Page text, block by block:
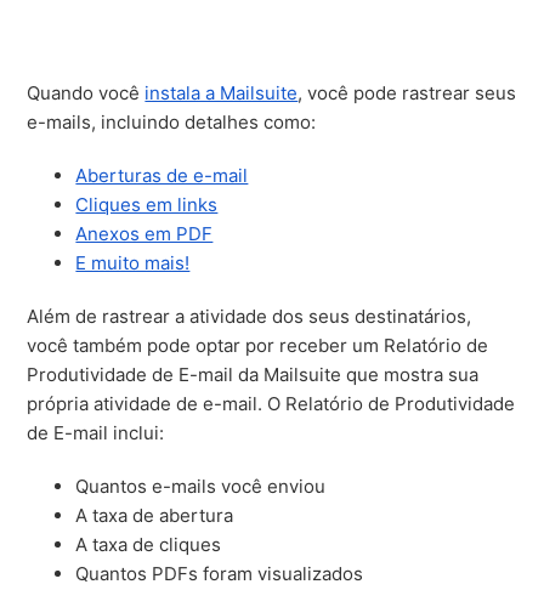
Quando você instala a Mailsuite, você pode rastrear seus
e-mails, incluindo detalhes como:
Aberturas de e-mail
Cliques em links
Anexos em PDF
E muito mais!
Além de rastrear a atividade dos seus destinatários,
você também pode optar por receber um Relatório de
Produtividade de E-mail da Mailsuite que mostra sua
própria atividade de e-mail. O Relatório de Produtividade
de E-mail inclui:
Quantos e-mails você enviou
A taxa de abertura
A taxa de cliques
Quantos PDFs foram visualizados